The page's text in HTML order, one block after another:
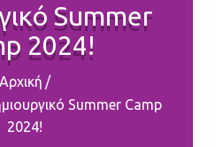
Summer
2024!
Αρχική /
Summer Camp
2024!